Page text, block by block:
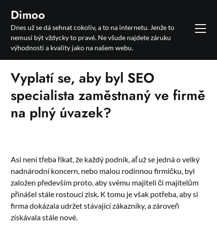
content
Dimoo
Dnes už se dá sehnat cokoliv, a to na internetu. Jenže to
nemusí být vždycky to pravé. Ne všude najdete záruku
výhodnosti a kvality jako na našem webu.
Vyplatí se, aby byl SEO
specialista zaměstnaný ve firmě
na plný úvazek?
Asi není třeba říkat, že každý podnik, ať už se jedná o velký
nadnárodní koncern, nebo malou rodinnou firmičku, byl
založen především proto, aby svému majiteli či majitelům
přinášel stále rostoucí zisk. K tomu je však potřeba, aby si
firma dokázala udržet stávající zákazníky, a zároveň
získávala stále nové.